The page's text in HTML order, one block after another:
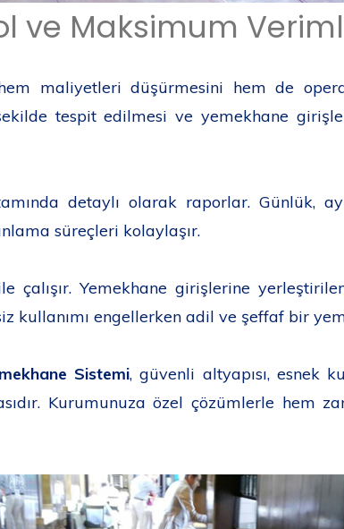
ve Maksimum
maliyetleri düşürmesini hem de
tespit edilmesi ve yemekhane
detaylı olarak raporlar. Günlük,
süreçleri kolaylaşır.
çalışır. Yemekhane girişlerine
kullanımı engellerken adil ve şeffaf bir
Sistemi, güvenli altyapısı, esnek
Kurumunuza özel çözümlerle hem